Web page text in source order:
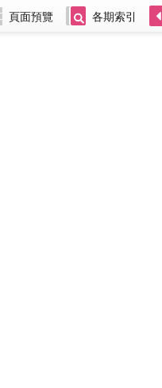
頁面預覽 各期索引